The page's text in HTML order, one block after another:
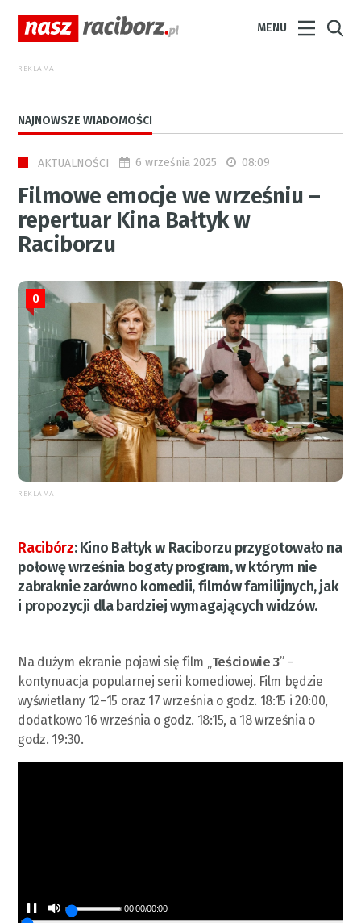
MENU
REKLAMA
NAJNOWSZE WIADOMOŚCI
AKTUALNOŚCI 6 września 2025 08:09
Filmowe emocje we wrześniu –
repertuar Kina Bałtyk w
Raciborzu
0
REKLAMA
Racibórz:Kino Bałtyk w Raciborzu przygotowało na
połowę września bogaty program, w którym nie
zabraknie zarówno komedii, filmów familijnych, jak
i propozycji dla bardziej wymagających widzów.
Na dużym ekranie pojawi się film „ Teściowie 3” –
kontynuacja popularnej serii komediowej. Film będzie
wyświetlany 12–15 oraz 17 września o godz. 18:15 i 20:00,
dodatkowo 16 września o godz. 18:15, a 18 września o
godz. 19:30.
00:00/00:00